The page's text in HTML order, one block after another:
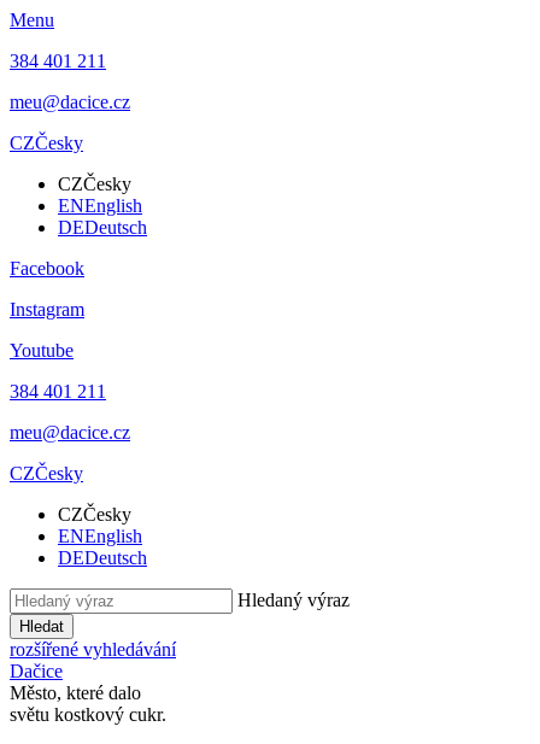
Menu
384 401 211
meu@dacice.cz
CZČesky
CZČesky
ENEnglish
DEDeutsch
Facebook
Instagram
Youtube
384 401 211
meu@dacice.cz
CZČesky
CZČesky
ENEnglish
DEDeutsch
Hledaný výraz
Hledat
rozšířené vyhledávání
Dačice
Město, které dalo
světu kostkový cukr.